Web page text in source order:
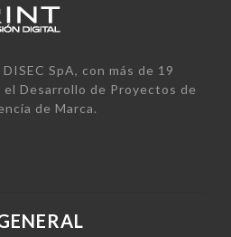
SpA, con más de 19
Desarrollo de Proyectos de
de Marca.